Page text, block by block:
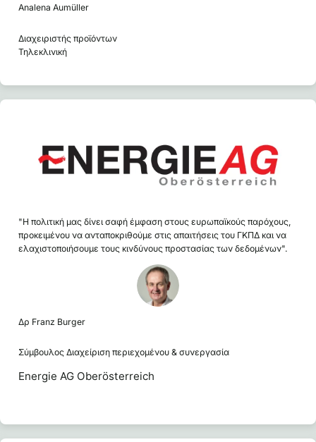
Analena Aumüller
Διαχειριστής προϊόντων
Τηλεκλινική
"Η πολιτική μας δίνει σαφή έμφαση στους ευρωπαϊκούς παρόχους,
προκειμένου να ανταποκριθούμε στις απαιτήσεις του ΓΚΠΔ και να
ελαχιστοποιήσουμε τους κινδύνους προστασίας των δεδομένων".
Δρ Franz Burger
Σύμβουλος Διαχείριση περιεχομένου & συνεργασία
Energie AG Oberösterreich